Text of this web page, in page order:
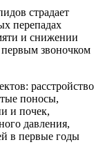
страдает
перепадах
и снижении
звоночком
расстройство
поносы,
и почек,
давления,
в первые годы